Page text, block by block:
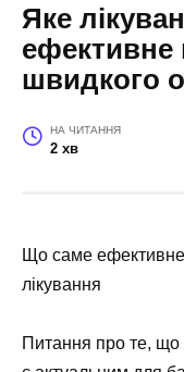
Яке
ефективне
швидкого
НА ЧИТАННЯ
2 хв
Що саме ефективне
лікування
Питання про те, що